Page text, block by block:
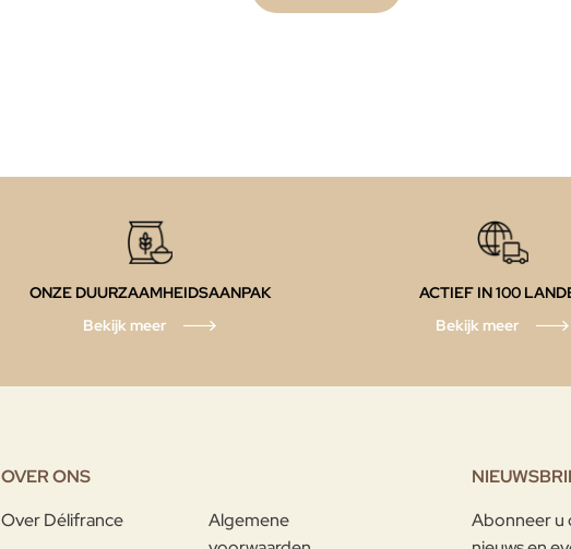
ONZE DUURZAAMHEIDSAANPAK
Bekijk meer
ACTIEF IN 100
Bekijk meer
OVER ONS
Over Délifrance
Algemene
Abonneer u